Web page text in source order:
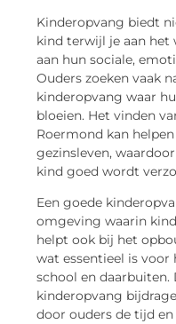
Kinderopvang biedt
kind terwijl je aan het
aan hun sociale,
Ouders zoeken vaak
kinderopvang waar
bloeien. Het vinden
Roermond kan
gezinsleven,
kind goed wordt
Een goede
omgeving waarin
helpt ook bij het
wat essentieel is
school en daarbuiten.
kinderopvang
door ouders de tijd